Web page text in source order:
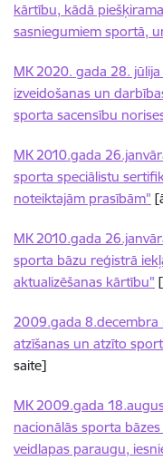
kārtību, kādā
sasniegumiem sportā,
MK 2020. gada 28.
izveidošanas un
sporta sacensību
MK 2010.gada
sporta speciālistu
noteiktajām prasībām"
MK 2010.gada
sporta bāzu reģistrā
aktualizēšanas kārtību"
2009.gada 8.decembra
atzīšanas un atzīto
saite]
MK 2009.gada
nacionālās sporta
veidlapas paraugu,